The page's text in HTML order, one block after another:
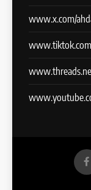
www.x.com/